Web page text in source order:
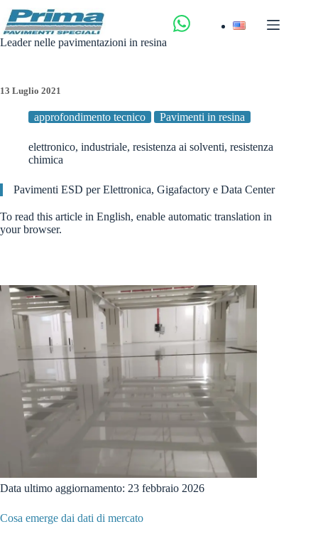
contenuto
Leader nelle pavimentazioni in resina
13 Luglio 2021
approfondimento tecnico Pavimenti in resina
elettronico, industriale, resistenza ai solventi, resistenza
chimica
Pavimenti ESD per Elettronica, Gigafactory e Data Center
To read this article in English, enable automatic translation in
your browser.
Data ultimo aggiornamento: 23 febbraio 2026
Cosa emerge dai dati di mercato